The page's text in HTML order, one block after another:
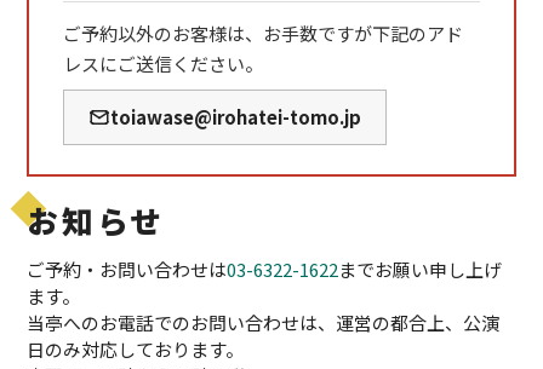
ご予約以外のお客様は、お手数ですが下記のアド
レスにご送信ください。
toiawase@irohatei-tomo.jp
お知らせ
ご予約・お問い合わせは03-6322-1622までお願い申し上げ
ます。
当亭へのお電話でのお問い合わせは、運営の都合上、公演
日のみ対応しております。